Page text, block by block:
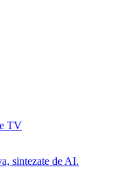
TV
sintezate de AI.